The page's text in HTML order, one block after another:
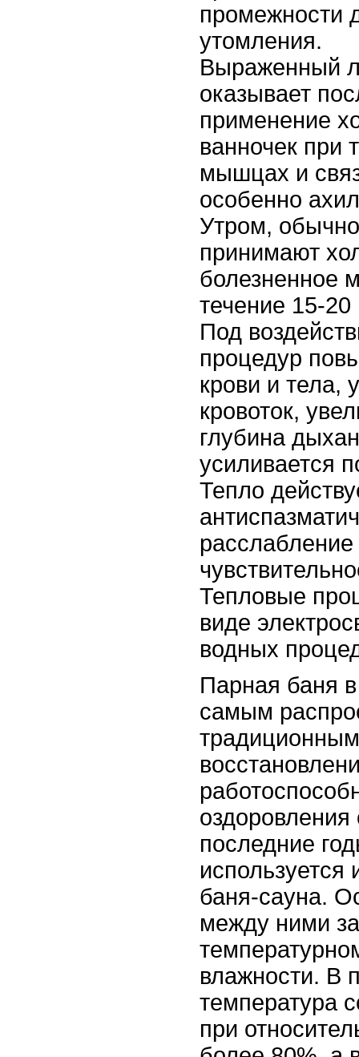
промежности
утомления.
Выраженный
оказывает
применение
ванночек при
мышцах и
особенно
Утром,
принимают
болезненное
течение 15-20
Под
процедур
крови и тела,
кровоток,
глубина
усиливается
Тепло
Тепловые
виде
водных
Парная баня
самым
последние
используется
баня-сауна.
между ними
влажности. В
температура
при